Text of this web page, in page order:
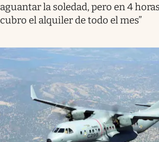
aguantar la soledad, pero en 4
cubro el alquiler de todo el mes”